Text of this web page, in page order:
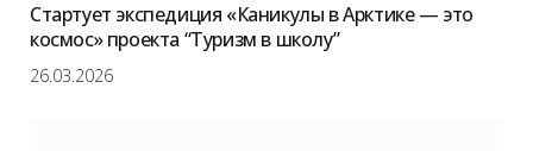
Стартует экспедиция «Каникулы в Арктике — это
космос» проекта “Туризм в школу”
26.03.2026